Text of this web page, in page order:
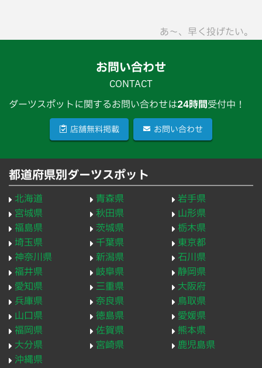
あ〜、早く投げたい。
お問い合わせ
CONTACT
ダーツスポットに関するお問い合わせは24時間受付中！
店舗無料掲載 お問い合わせ
都道府県別ダーツスポット
北海道 青森県
岩手県
宮城県
秋田県
山形県
福島県
茨城県
栃木県
埼玉県
千葉県
東京都
神奈川県
新潟県
石川県
福井県
岐阜県
静岡県
愛知県
三重県
大阪府
兵庫県
奈良県
鳥取県
山口県
徳島県
愛媛県
福岡県
佐賀県
熊本県
大分県
宮崎県
鹿児島県
沖縄県